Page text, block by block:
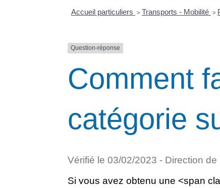
Accueil particuliers > Transports - Mobilité >
Question-réponse
Comment
catégorie
Vérifié le 03/02/2023 - Direction
Si vous avez obtenu une <span